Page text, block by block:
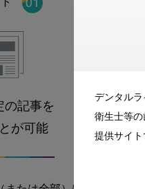
デンタル
衛生士等
提供サイト
の記事を
が可能